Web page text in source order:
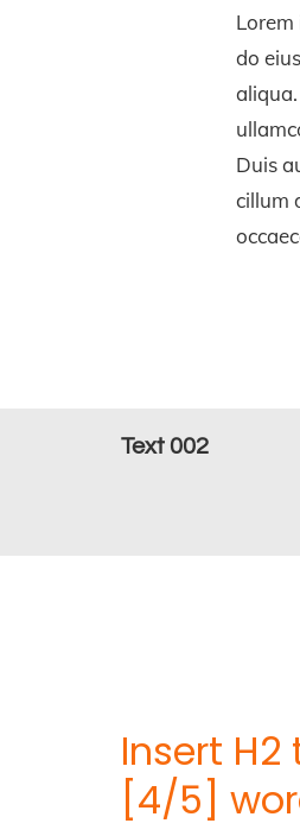
do
Duis
cillum
Text 002
Insert H2
[4/5]